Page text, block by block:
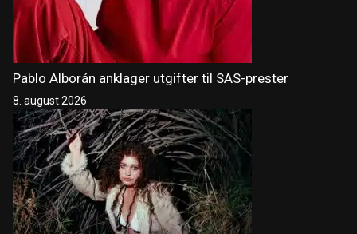
Pablo Alborán anklager utgifter til SAS-prester
8. august 2026